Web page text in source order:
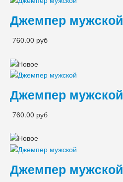
Джемпер мужской
760.00 руб
Джемпер мужской
760.00 руб
Джемпер мужской